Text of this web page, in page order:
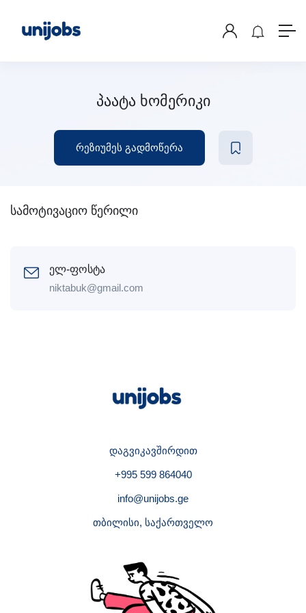
პაატა ხომერიკი
რეზიუმეს გადმოწერა
სამოტივაციო წერილი
ელ-ფოსტა
niktabuk@gmail.com
დაგვიკავშირდით
+995 599 864040
info@unijobs.ge
თბილისი, საქართველო